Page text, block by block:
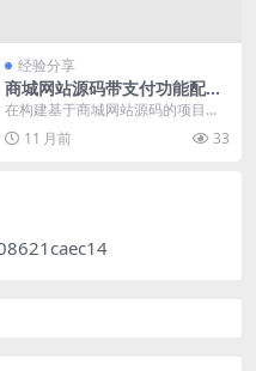
经验分享
商城网站源码带支付功能配置
与集成详解
在构建基于商城网站源码的项目
时，支付功能的稳定可靠是核心需
求之一。本文将直接聚焦...
11 月前 33